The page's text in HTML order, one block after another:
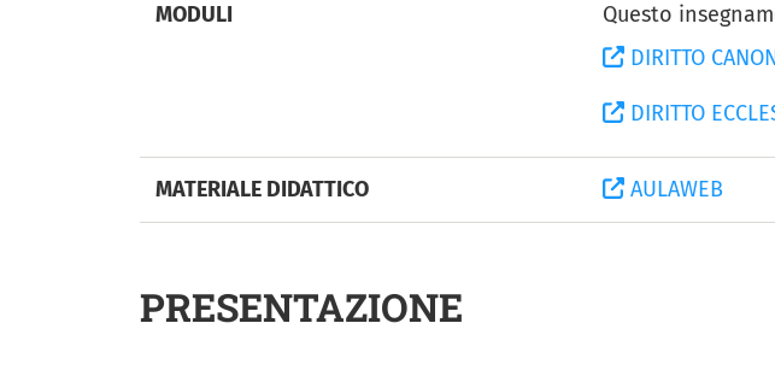
MODULI
Questo
DIRITTO
DIRITTO
MATERIALE DIDATTICO AULAWEB
PRESENTAZIONE